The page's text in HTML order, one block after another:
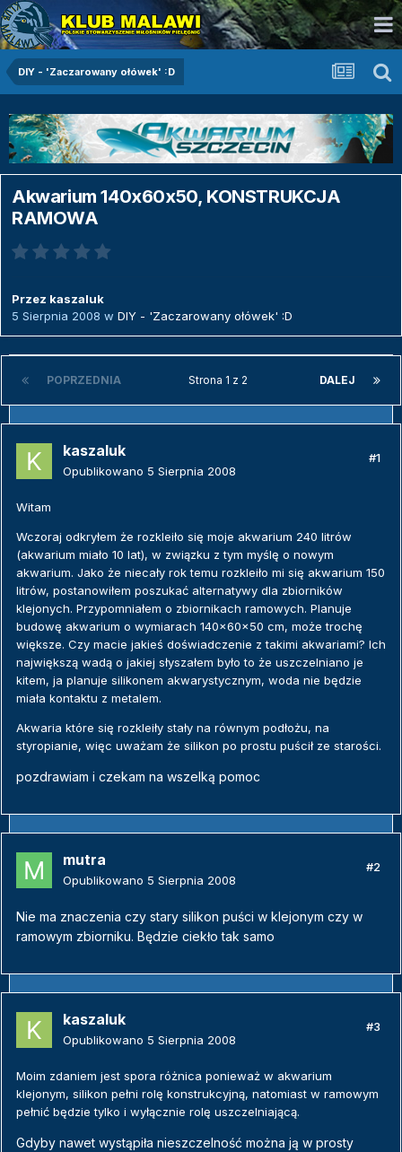
DIY - 'Zaczarowany ołówek' :D
Akwarium 140x60x50, KONSTRUKCJA
RAMOWA
Przez kaszaluk
5 Sierpnia 2008 w DIY - 'Zaczarowany ołówek' :D
POPRZEDNIA DALEJ
Strona 1 z 2
kaszaluk
Opublikowano 5 Sierpnia 2008
#1
Witam
Wczoraj odkryłem że rozkleiło się moje akwarium 240 litrów
(akwarium miało 10 lat), w związku z tym myślę o nowym
akwarium. Jako że niecały rok temu rozkleiło mi się akwarium 150
litrów, postanowiłem poszukać alternatywy dla zbiorników
klejonych. Przypomniałem o zbiornikach ramowych. Planuje
budowę akwarium o wymiarach 140x60x50 cm, może trochę
większe. Czy macie jakieś doświadczenie z takimi akwariami? Ich
największą wadą o jakiej słyszałem było to że uszczelniano je
kitem, ja planuje silikonem akwarystycznym, woda nie będzie
miała kontaktu z metalem.
Akwaria które się rozkleiły stały na równym podłożu, na
styropianie, więc uważam że silikon po prostu puścił ze starości.
pozdrawiam i czekam na wszelką pomoc
mutra
Opublikowano 5 Sierpnia 2008
#2
Nie ma znaczenia czy stary silikon puści w klejonym czy w
ramowym zbiorniku. Będzie ciekło tak samo
kaszaluk
Opublikowano 5 Sierpnia 2008
#3
Moim zdaniem jest spora różnica ponieważ w akwarium
klejonym, silikon pełni rolę konstrukcyjną, natomiast w ramowym
pełnić będzie tylko i wyłącznie rolę uszczelniającą.
Gdyby nawet wystąpiła nieszczelność można ją w prosty